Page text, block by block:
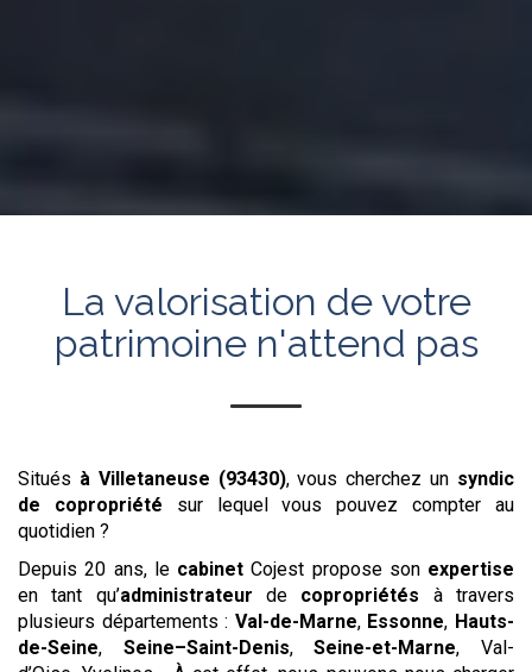
La valorisation de votre
patrimoine n'attend pas
Situés à Villetaneuse (93430), vous cherchez un syndic
de copropriété sur lequel vous pouvez compter au
quotidien ?
Depuis 20 ans, le cabinet Cojest propose son expertise
en tant qu’administrateur de copropriétés à travers
plusieurs départements : Val-de-Marne, Essonne, Hauts-
de-Seine, Seine–Saint-Denis,Seine-et-Marne, Val-